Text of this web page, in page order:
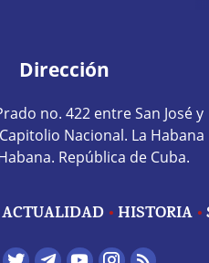
Dirección
no. 422 entre San José y
Nacional. La Habana
República de Cuba.
ACTUALIDAD HISTORIA
home